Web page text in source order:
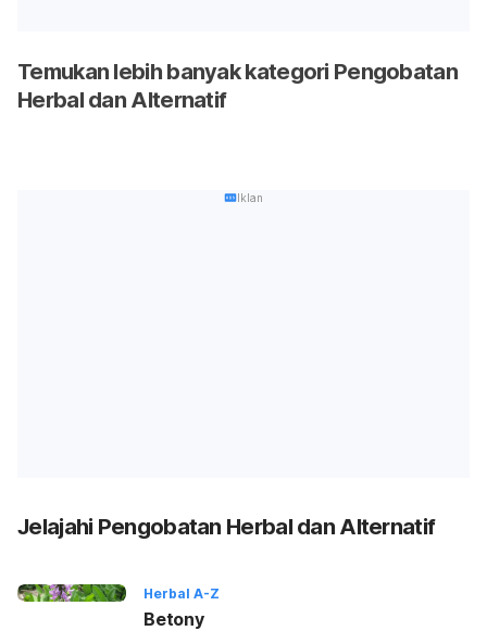
Temukan lebih banyak kategori Pengobatan
Herbal dan Alternatif
Iklan
Jelajahi Pengobatan Herbal dan Alternatif
Herbal A-Z
Betony